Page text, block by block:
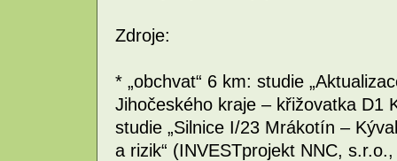
Zdroje:
* „obchvat“ 6 km: studie
Jihočeského kraje – křižovatka D1
studie „Silnice I/23 Mrákotín –
a rizik“ (INVESTprojekt NNC,